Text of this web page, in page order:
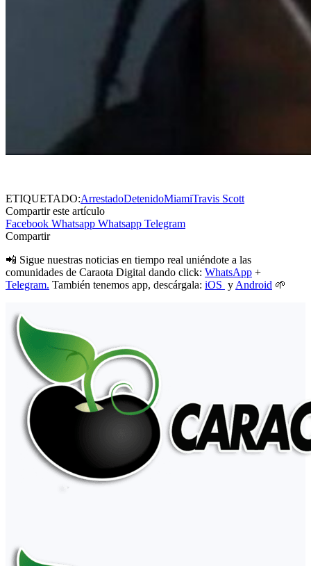
ETIQUETADO:ArrestadoDetenidoMiamiTravis Scott
Compartir este artículo
Facebook Whatsapp Whatsapp Telegram
Compartir
📲 Sigue nuestras noticias en tiempo real uniéndote a las
comunidades de Caraota Digital dando click: WhatsApp +
Telegram. También tenemos app, descárgala: iOS y Android 🌱